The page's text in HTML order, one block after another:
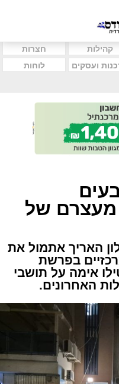
קהילות
חצרות
ועסקים
לוחות
מעצרם של
האריך אתמול את
בפרשת
אימה על תושבי
האחרונים.